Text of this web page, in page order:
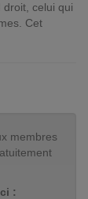
celui qui
Cet
membres
: